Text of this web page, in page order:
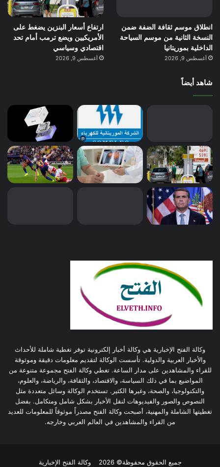
انطلاق موسم ثقافة الضفة ضمن
النسخة الثانية من موسم السياحة
الداخلية بموريتانيا
أغسطس 9, 2026
ارتفاع أسعار البنزين يضغط على
الأمريكيين ويضع ترمب أمام تحد
اقتصادي وسياسي
أغسطس 9, 2026
شاهد أيضاً
وكالة الفتح الإخبارية هي وكالة أخبار إلكترونية توفر تغطية شاملة للأحداث
والأخبار العربية والدولية. تأسست الوكالة لتقديم معلومات دقيقة وموثوقة
للقراء والمشاهدين على مدار الساعة. تغطي وكالة الفتح مجموعة متنوعة من
المواضيع بما في ذلك السياسة، والاقتصاد، والثقافة، والرياضة، والعلوم،
والتكنولوجيا، والصحة، وغيرها الكثير. تستخدم الوكالة وسائل متعددة مثل
النصوص والصور والفيديوهات لنقل الأخبار بشكل شامل ومتكامل. بفضل
تغطيتها الشاملة والمهنية، أصبحت وكالة الفتح مصدراً موثوقاً للمعلومات للعديد
من القراء والمشاهدين في العالم العربي وخارجه.
جميع الحقوق محفوظة© 2026 وكالة الفتح الإخبارية